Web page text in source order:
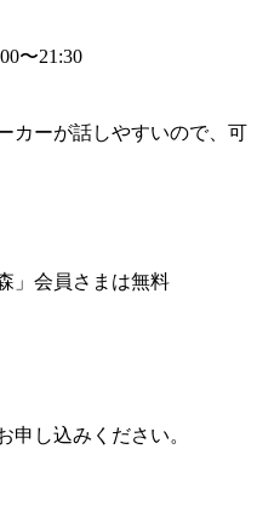
〜21:30
カーが話しやすいので、可
」会員さまは無料
申し込みください。